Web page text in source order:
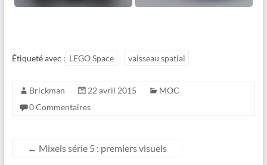
Étiqueté avec : LEGO Space vaisseau spatial
Brickman 22 avril 2015
MOC
0 Commentaires
← Mixels série 5 : premiers visuels